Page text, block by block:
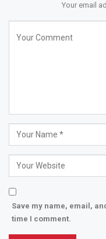
Your email
Save my name, email,
time I comment.